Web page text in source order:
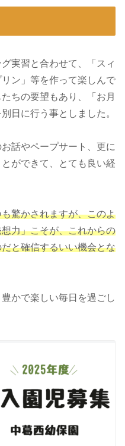
実習と合わせて、「スィ
ン」等を作って楽しんで
ちの要望もあり、「お月
日に行う事としました。
話やペープサート、更に
ができて、とても良い経
驚かされますが、このよ
力」こそが、これからの
と確信するいい機会とな
かで楽しい毎日を過ごし